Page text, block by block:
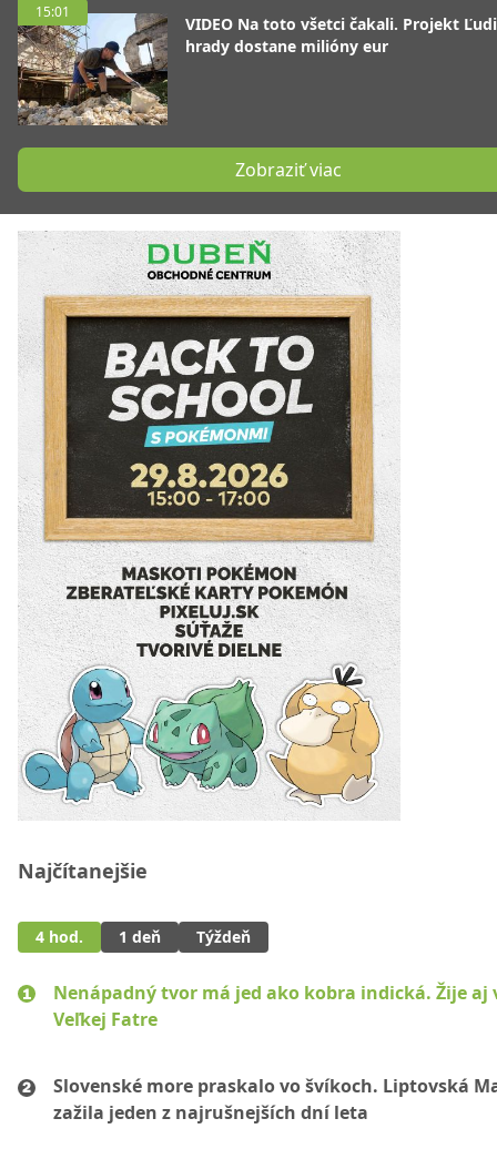
15:01
VIDEO Na toto všetci čakali. Projekt
hrady dostane milióny eur
Zobraziť viac
Najčítanejšie
4 hod. 1 deň Týždeň
Nenápadný tvor má jed ako kobra indická. Žije aj
Veľkej Fatre
Slovenské more praskalo vo švíkoch. Liptovská
zažila jeden z najrušnejších dní leta